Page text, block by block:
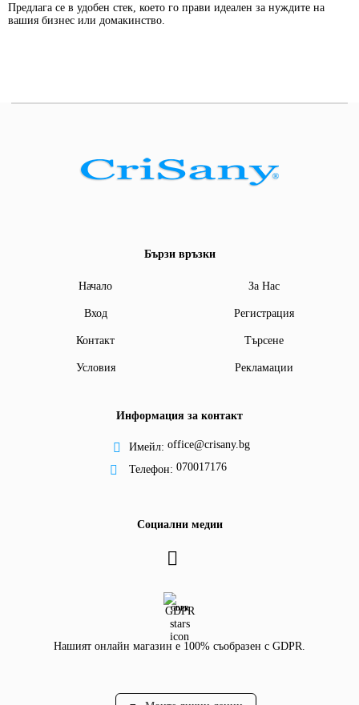
Предлага се в удобен стек, което го прави идеален за нуждите на
вашия бизнес или домакинство.
Бързи връзки
Начало За Нас
Вход Регистрация
Контакт Търсене
Условия Рекламации
Информация за контакт
Имейл: office@crisany.bg
Телефон: 070017176
Социални медии
GDPR
Нашият онлайн магазин е 100% съобразен с GDPR.